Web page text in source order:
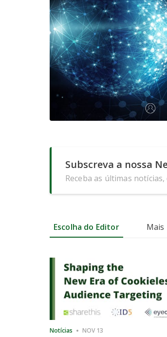
Subscreva a nossa
Receba as últimas
Escolha do Editor Mais
Notícias NOV 13